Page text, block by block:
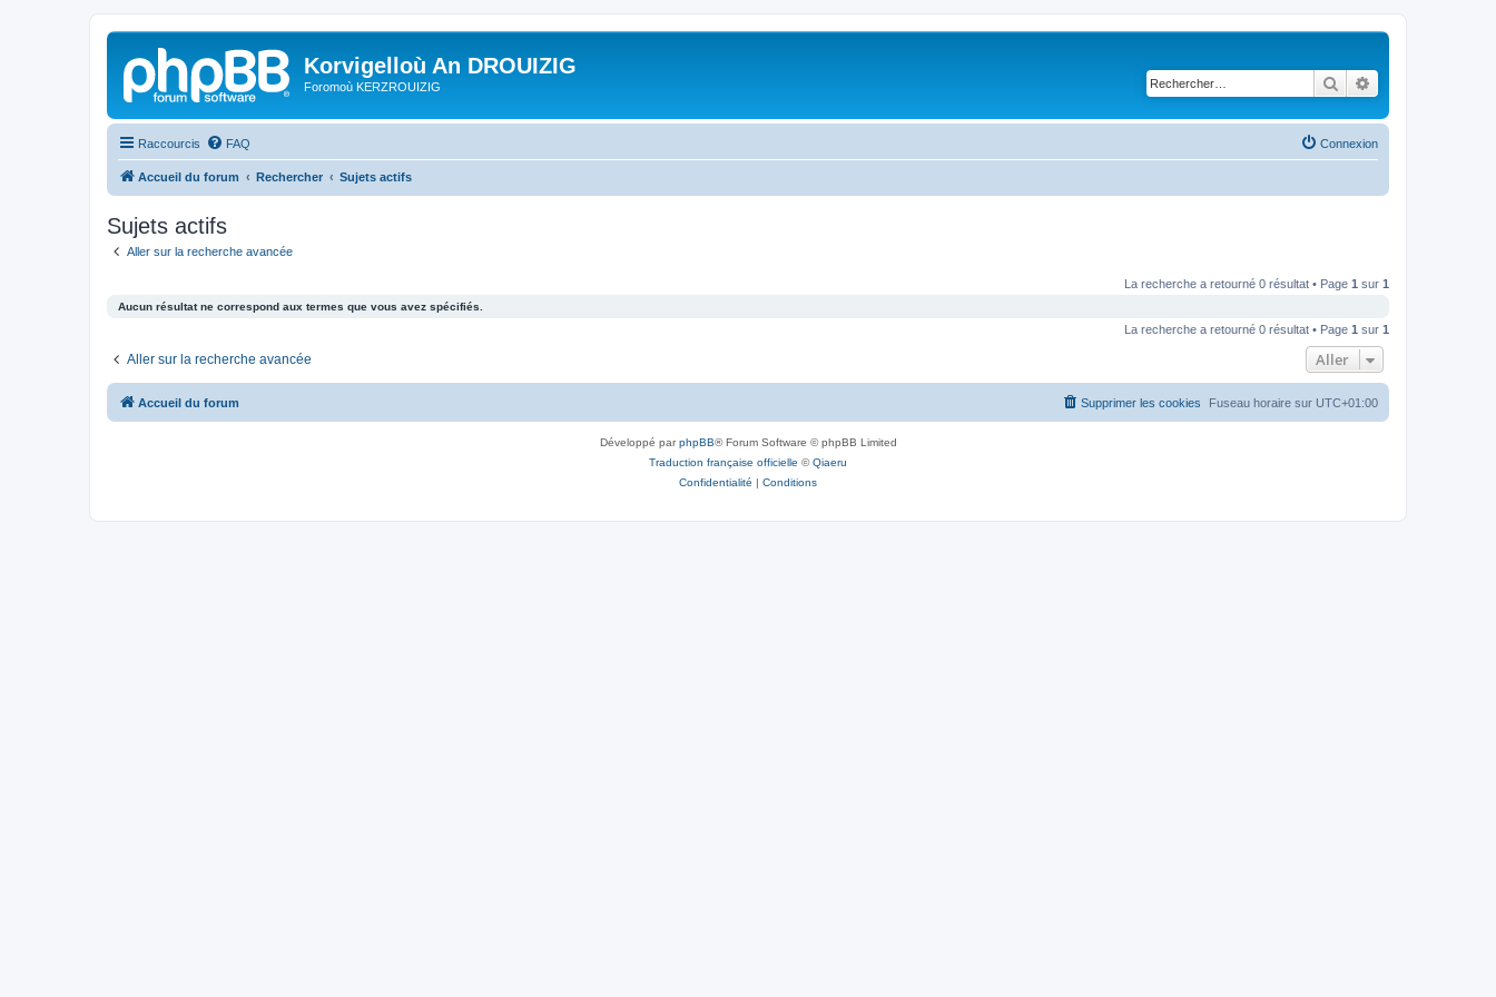
Korvigelloù An DROUIZIG
Foromoù KERZROUIZIG Rechercher
Raccourcis FAQ Connexion
Accueil du forum Rechercher Sujets actifs
Sujets actifs
Aller sur la recherche avancée
La recherche a retourné 0 résultat • Page 1 sur 1
Aucun résultat ne correspond aux termes que vous avez spécifiés.
La recherche a retourné 0 résultat • Page 1 sur 1
Aller sur la recherche avancée Aller
Accueil du forum Fuseau horaire sur UTC+01:00
Supprimer les cookies
Développé parphpBB® Forum Software © phpBB Limited
Traduction française officielle ©Qiaeru
Confidentialité | Conditions